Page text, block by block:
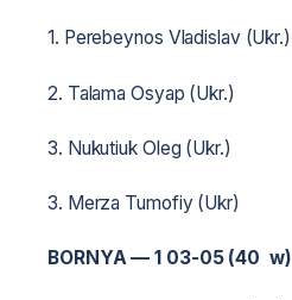
1. Perebeynos Vladislav (Ukr.)
2. Talama Osyap (Ukr.)
3. Nukutiuk Oleg (Ukr.)
3. Merza Tumofiy (Ukr)
BORNYA — 1 03-05 (40 w)